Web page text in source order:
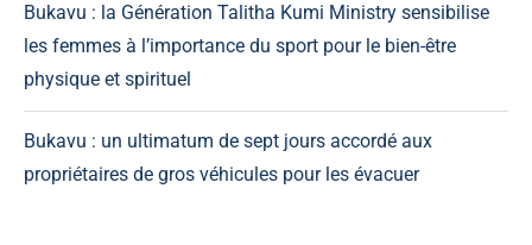
Bukavu : la Génération Talitha Kumi Ministry sensibilise
les femmes à l’importance du sport pour le bien-être
physique et spirituel
Bukavu : un ultimatum de sept jours accordé aux
propriétaires de gros véhicules pour les évacuer